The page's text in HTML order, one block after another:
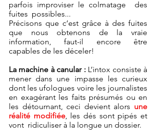
parfois improviser le colmatage  des
fuites  possibles...
Précisons que c’est grâce à des fuites
que nous obtenons de la vraie
information, faut-il encore être
capables de les déceler!
La machine à canular : L’intox consiste à
mener dans une impasse les curieux
dont les ufologues voire les journalistes
en exagérant les faits présumés ou en
les détournant, ceci devient alors une
réalité modifiée, les dés sont pipés et
vont  ridiculiser à la longue un dossier.